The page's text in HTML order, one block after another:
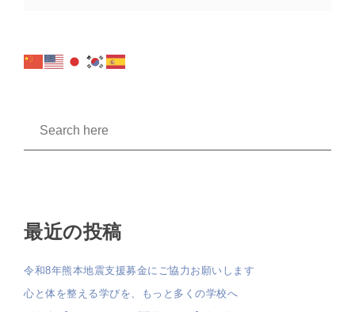
最近の投稿
令和8年熊本地震支援募金にご協力お願いします
心と体を整える学びを、もっと多くの学校へ